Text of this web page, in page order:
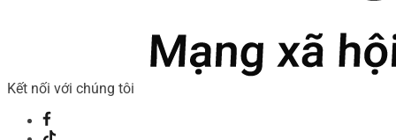
Kết nối với chúng tôi